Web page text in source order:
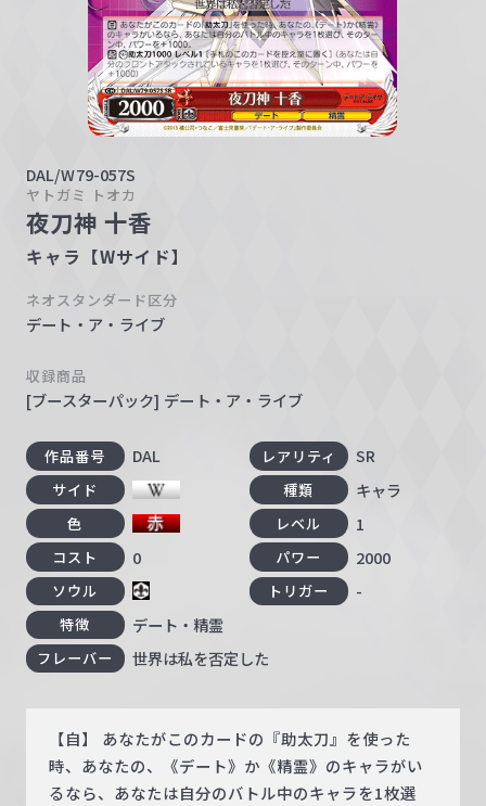
DAL/W79-057S
ヤトガミ トオカ
夜刀神 十香
キャラ【Wサイド】
ネオスタンダード区分
デート・ア・ライブ
収録商品
[ブースターパック] デート・ア・ライブ
作品番号 DAL レアリティ SR
サイド 種類 キャラ
色 レベル 1
コスト 0 パワー 2000
ソウル トリガー -
特徴 デート・精霊
フレーバー 世界は私を否定した
【自】 あなたがこのカードの『助太刀』を使った
時、あなたの、《デート》か《精霊》のキャラがい
るなら、あなたは自分のバトル中のキャラを1枚選